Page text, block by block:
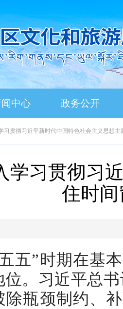
中心 政务公开
习贯彻习近平新时代中国特色社会主义思想主
学习贯彻习
住时
五”时期在基
位。习近平总
除瓶颈制约、